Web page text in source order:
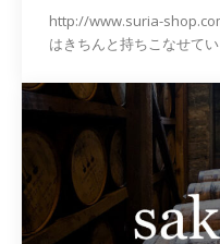
http://www.suria-
はきちんと持ちこなせて